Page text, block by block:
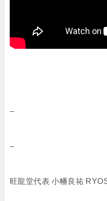
–
–
旺龍堂代表 小幡良祐